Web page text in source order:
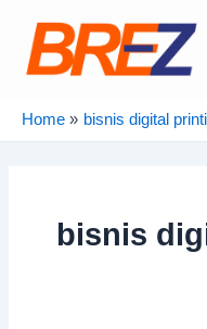
content
Home bisnis digital
bisnis
pagination